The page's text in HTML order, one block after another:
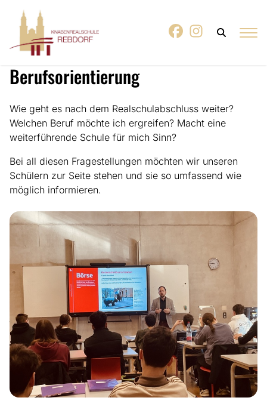
Berufsorientierung
Wie geht es nach dem Realschulabschluss weiter?
Welchen Beruf möchte ich ergreifen? Macht eine
weiterführende Schule für mich Sinn?
Bei all diesen Fragestellungen möchten wir unseren
Schülern zur Seite stehen und sie so umfassend wie
möglich informieren.